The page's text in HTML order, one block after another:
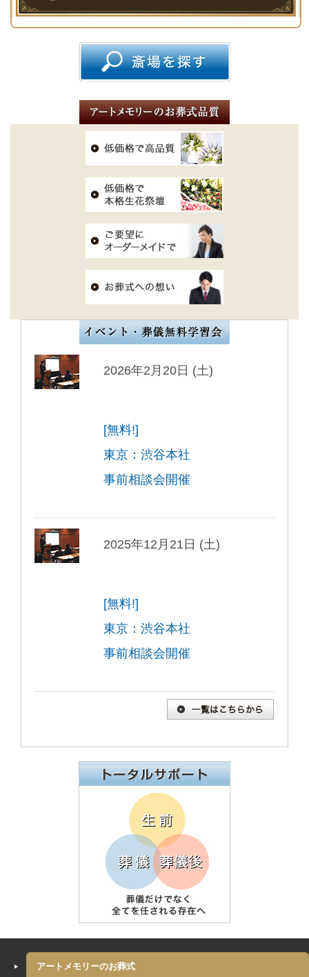
2026年2月20日 (土)
[無料!]
東京：渋谷本社
事前相談会開催
2025年12月21日 (土)
[無料!]
東京：渋谷本社
事前相談会開催
アートメモリーのお葬式